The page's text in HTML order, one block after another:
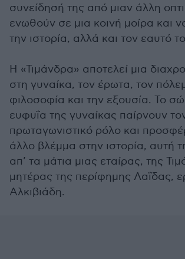
συνείδησή της από μιαν άλλη
ενωθούν σε μια κοινή μοίρα και
την ιστορία, αλλά και τον εαυτό
Η «Τιμάνδρα» αποτελεί μια
στη γυναίκα, τον έρωτα, τον
φιλοσοφία και την εξουσία. Το
ευφυΐα της γυναίκας παίρνουν
πρωταγωνιστικό ρόλο και
άλλο βλέμμα στην ιστορία, αυτή
απ’ τα μάτια μιας εταίρας, της
μητέρας της περίφημης Λαΐδας,
Αλκιβιάδη.